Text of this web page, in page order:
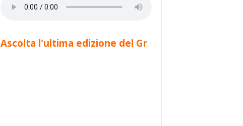
Ascolta l'ultima edizione del Gr